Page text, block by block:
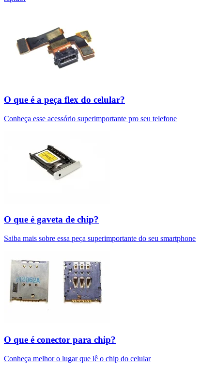
O que é a peça flex do celular?
Conheça esse acessório superimportante pro seu telefone
O que é gaveta de chip?
Saiba mais sobre essa peça superimportante do seu smartphone
O que é conector para chip?
Conheça melhor o lugar que lê o chip do celular